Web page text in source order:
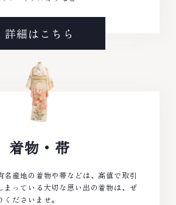
詳細はこちら
着物・帯
名産地の着物や帯などは、高値で取引
まっている大切な思い出の着物は、ぜ
ださいませ。